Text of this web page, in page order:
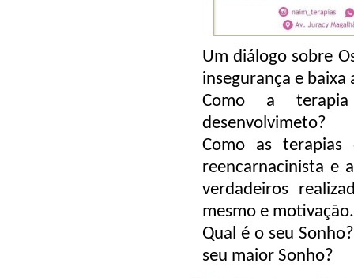
Um diálogo sobre
insegurança e
Como a
desenvolvimeto?
Como as terapias
reencarnacinista e
verdadeiros
mesmo e motivação.
Qual é o seu
seu maior Sonho?